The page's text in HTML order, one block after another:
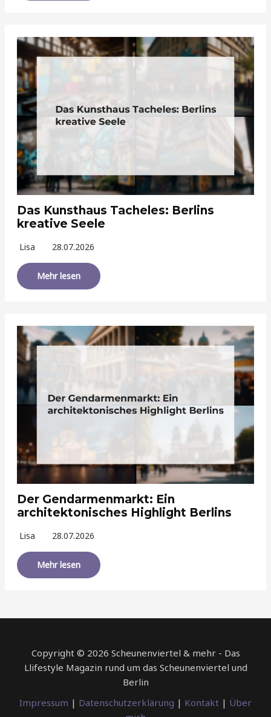
Das Kunsthaus Tacheles: Berlins
kreative Seele
Lisa 28.07.2026
Mehr lesen
Der Gendarmenmarkt: Ein
architektonisches Highlight Berlins
Lisa 28.07.2026
Mehr lesen
Copyright © 2026 Scheunenviertel & mehr - Das
Llifestyle Magazin rund um das Scheunenviertel und
Berlin
Impressum | Datenschutzerklärung | Kontakt | Über